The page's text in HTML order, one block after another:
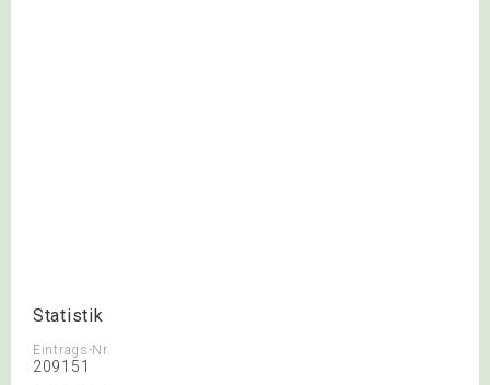
Statistik
Eintrags-Nr.
209151